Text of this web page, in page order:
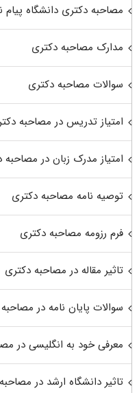
مصاحبه دکتری دانشگاه پیام
مدارک مصاحبه دکتری
سوالات مصاحبه دکتری
امتیاز تدریس در مصاحبه
امتیاز مدرک زبان در مصاحبه
توصیه نامه مصاحبه دکتری
فرم رزومه مصاحبه دکتری
تاثیر مقاله در مصاحبه دکتری
سوالات پایان نامه در
معرفی خود به انگلیسی در
تاثیر دانشگاه ارشد در